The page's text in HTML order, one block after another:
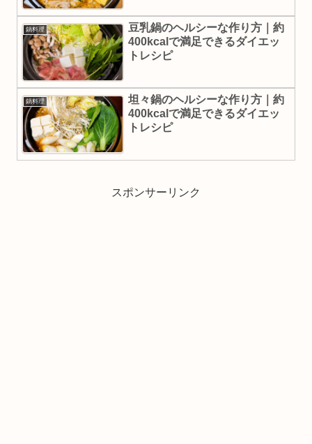
鍋料理
豆乳鍋のヘルシーな作り方｜約
400kcalで満足できるダイエッ
トレシピ
鍋料理
坦々鍋のヘルシーな作り方｜約
400kcalで満足できるダイエッ
トレシピ
スポンサーリンク